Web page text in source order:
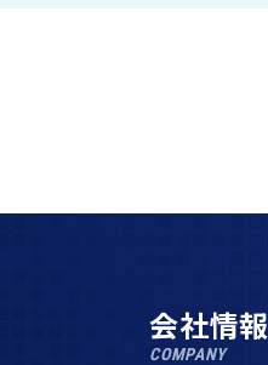
会社情報
COMPANY